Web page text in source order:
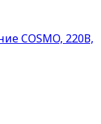
COSMO, 220В,